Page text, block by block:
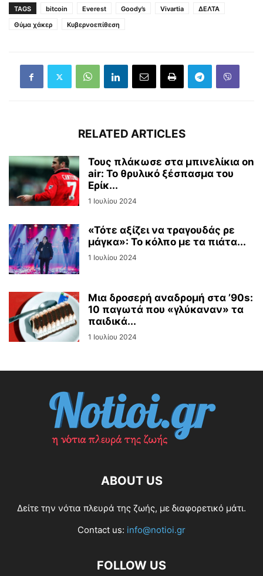
TAGS bitcoin Everest Goody’s Vivartia
ΔΕΛΤΑ
Θύμα χάκερ
Κυβερνοεπίθεση
RELATED ARTICLES
Τους πλάκωσε στα μπινελίκια on
air: Το θρυλικό ξέσπασμα του
Ερίκ...
1 Ιουλίου 2024
«Τότε αξίζει να τραγουδάς ρε
μάγκα»: Το κόλπο με τα πιάτα...
1 Ιουλίου 2024
Μια δροσερή αναδρομή στα ’90s:
10 παγωτά που «γλύκαναν» τα
παιδικά...
1 Ιουλίου 2024
ABOUT US
Δείτε την νότια πλευρά της ζωής, με διαφορετικό μάτι.
Contact us: info@notioi.gr
FOLLOW US